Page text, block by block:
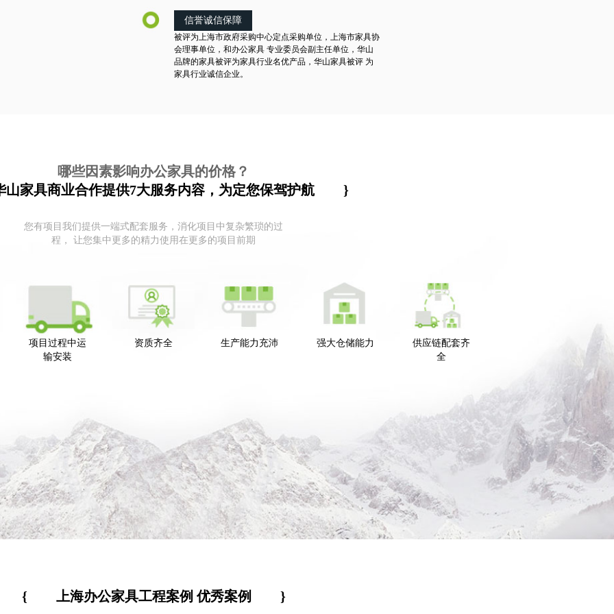
信誉诚信保障
被评为上海市政府采购中心定点采购单位，上海市家具协
会理事单位，和办公家具 专业委员会副主任单位，华山
品牌的家具被评为家具行业名优产品，华山家具被评 为
家具行业诚信企业。
哪些因素影响办公家具的价格？
山家具商业合作提供7大服务内容，为定您保驾护航
}
您有项目我们提供一端式配套服务，消化项目中复杂繁琐的过
程， 让您集中更多的精力使用在更多的项目前期
项目过程中运
输安装
资质齐全 生产能力充沛 强大仓储能力
供应链配套齐
全
{ 上海办公家具工程案例 优秀案例 }